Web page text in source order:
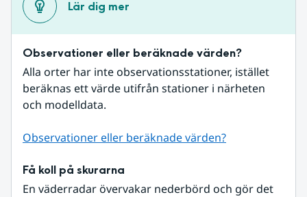
Lär dig mer
Observationer eller beräknade värden?
Alla orter har inte observationsstationer, istället
beräknas ett värde utifrån stationer i närheten
och modelldata.
Observationer eller beräknade värden?
Få koll på skurarna
En väderradar övervakar nederbörd och gör det